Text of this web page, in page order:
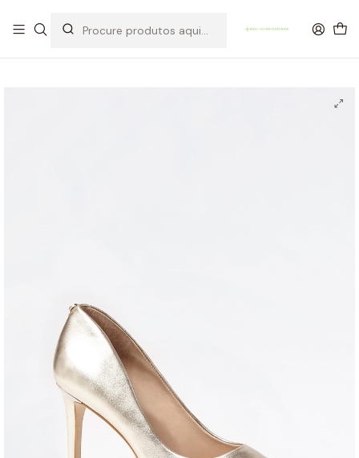
OFERTA DE PORTES DE ENVIO em compras para Portugal superiores a
80€ de artigos sem promoção